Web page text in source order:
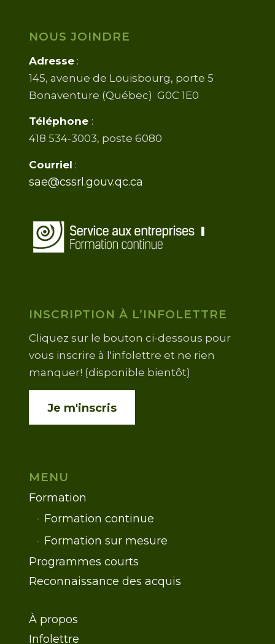
NOUS JOINDRE
Adresse :
145, avenue de Louisbourg, porte 5
Bonaventure (Québec) G0C 1E0
Téléphone :
418 534-3003, poste 6080
Courriel :
sae@cssrl.gouv.qc.ca
INSCRIPTION À L’INFOLETTRE
Cliquez sur le bouton ci-dessous pour
vous inscrire à l'infolettre et ne rien
manquer! (disponible bientôt)
Je m'inscris
MENU
Formation
Formation continue
Formation sur mesure
Programmes courts
Reconnaissance des acquis
À propos
Infolettre